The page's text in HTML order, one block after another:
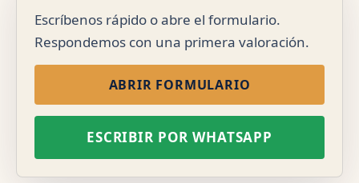
Escríbenos rápido o abre el formulario.
Respondemos con una primera valoración.
ABRIR FORMULARIO
ESCRIBIR POR WHATSAPP